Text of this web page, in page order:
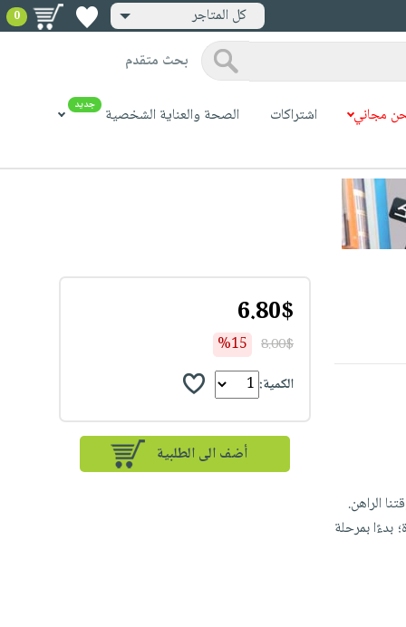
كل المتاجر 0
بحث متقدم
مجاني اشتراكات الصحة والعناية الشخصية جديد
الراهن.
بمرحلة
6.80$
8.00$
%15
الكمية:
أضف الى الطلبية